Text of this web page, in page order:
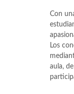
Con
Los
aula,